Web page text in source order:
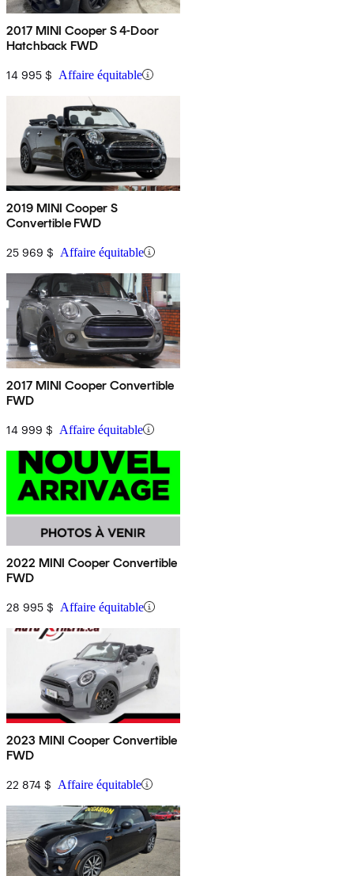
2017 MINI Cooper S 4-Door
Hatchback FWD
14 995 $ Affaire équitable
2019 MINI Cooper S
Convertible FWD
25 969 $ Affaire équitable
2017 MINI Cooper Convertible
FWD
14 999 $ Affaire équitable
2022 MINI Cooper Convertible
FWD
28 995 $ Affaire équitable
2023 MINI Cooper Convertible
FWD
22 874 $ Affaire équitable